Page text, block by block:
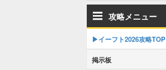
攻略メニュー
▶イーフト2026攻略TOP
掲示板